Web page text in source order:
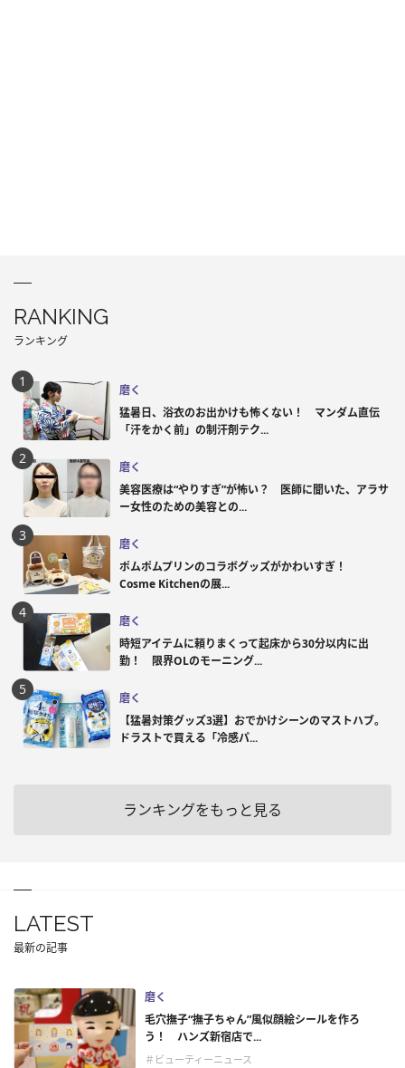
RANKING
ランキング
磨く
猛暑日、浴衣のお出かけも怖くない！ マンダム直伝
「汗をかく前」の制汗剤テク...
磨く
美容医療は“やりすぎ”が怖い？ 医師に聞いた、アラサ
ー女性のための美容との...
磨く
ポムポムプリンのコラボグッズがかわいすぎ！
Cosme Kitchenの展...
磨く
時短アイテムに頼りまくって起床から30分以内に出
勤！ 限界OLのモーニング...
磨く
【猛暑対策グッズ3選】おでかけシーンのマストハブ。
ドラストで買える「冷感パ...
ランキングをもっと見る
LATEST
最新の記事
磨く
毛穴撫子“撫子ちゃん”風似顔絵シールを作ろ
う！ ハンズ新宿店で...
＃ビューティーニュース